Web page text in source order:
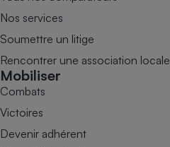
Nos services
Soumettre un litige
Rencontrer une association locale
Mobiliser
Combats
Victoires
Devenir adhérent